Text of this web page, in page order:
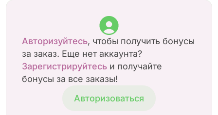
Авторизуйтесь, чтобы получить бонусы
за заказ. Еще нет аккаунта?
Зарегистрируйтесь и получайте
бонусы за все заказы!
Авторизоваться